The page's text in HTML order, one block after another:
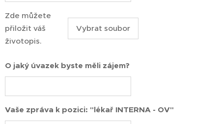
Zde můžete
přiložit váš
životopis.
Vybrat soubor
O jaký úvazek byste měli zájem?
Vaše zpráva k pozici: "lékař INTERNA - OV"